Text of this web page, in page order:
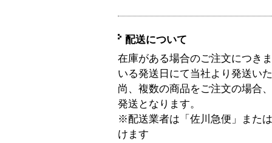
配送について
在庫がある場合のご注文につき
いる発送日にて当社より発送い
尚、複数の商品をご注文の場合
発送となります。
※配送業者は「佐川急便」また
けます